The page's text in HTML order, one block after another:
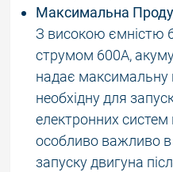
Максимальна
З високою ємністю
струмом 600A,
надає максимальну
необхідну для
електронних
особливо важливо в
запуску двигуна